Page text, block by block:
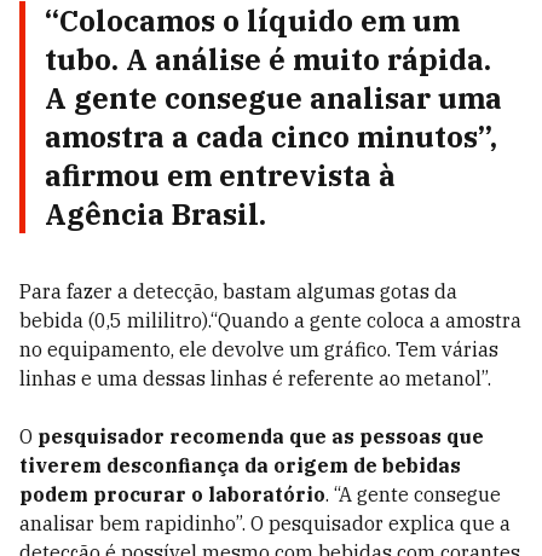
“Colocamos o líquido em um
tubo. A análise é muito rápida.
A gente consegue analisar uma
amostra a cada cinco minutos”,
afirmou em entrevista à
Agência Brasil.
Para fazer a detecção, bastam algumas gotas da
bebida (0,5 mililitro).“Quando a gente coloca a amostra
no equipamento, ele devolve um gráfico. Tem várias
linhas e uma dessas linhas é referente ao metanol”.
O pesquisador recomenda que as pessoas que
tiverem desconfiança da origem de bebidas
podem procurar o laboratório. “A gente consegue
analisar bem rapidinho”. O pesquisador explica que a